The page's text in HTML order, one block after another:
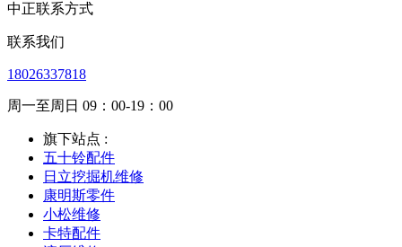
中正联系方式
联系我们
18026337818
周一至周日 09：00-19：00
旗下站点 :
五十铃配件
日立挖掘机维修
康明斯零件
小松维修
卡特配件